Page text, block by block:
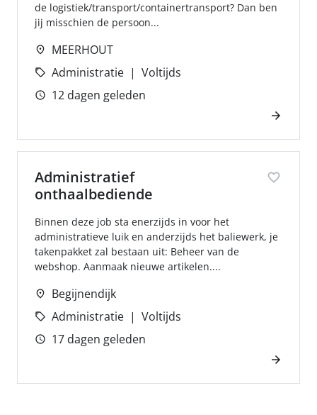
de logistiek/transport/containertransport? Dan ben
jij misschien de persoon...
MEERHOUT
Administratie
Voltijds
12 dagen geleden
Administratief
onthaalbediende
Binnen deze job sta enerzijds in voor het
administratieve luik en anderzijds het baliewerk, je
takenpakket zal bestaan uit: Beheer van de
webshop. Aanmaak nieuwe artikelen....
Begijnendijk
Administratie
Voltijds
17 dagen geleden